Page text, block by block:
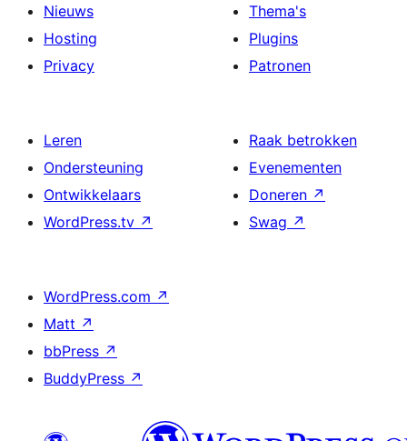
Nieuws
Hosting
Privacy
Thema's
Plugins
Patronen
Leren
Ondersteuning
Ontwikkelaars
WordPress.tv ↗
Raak betrokken
Evenementen
Doneren ↗
Swag ↗
WordPress.com ↗
Matt ↗
bbPress ↗
BuddyPress ↗